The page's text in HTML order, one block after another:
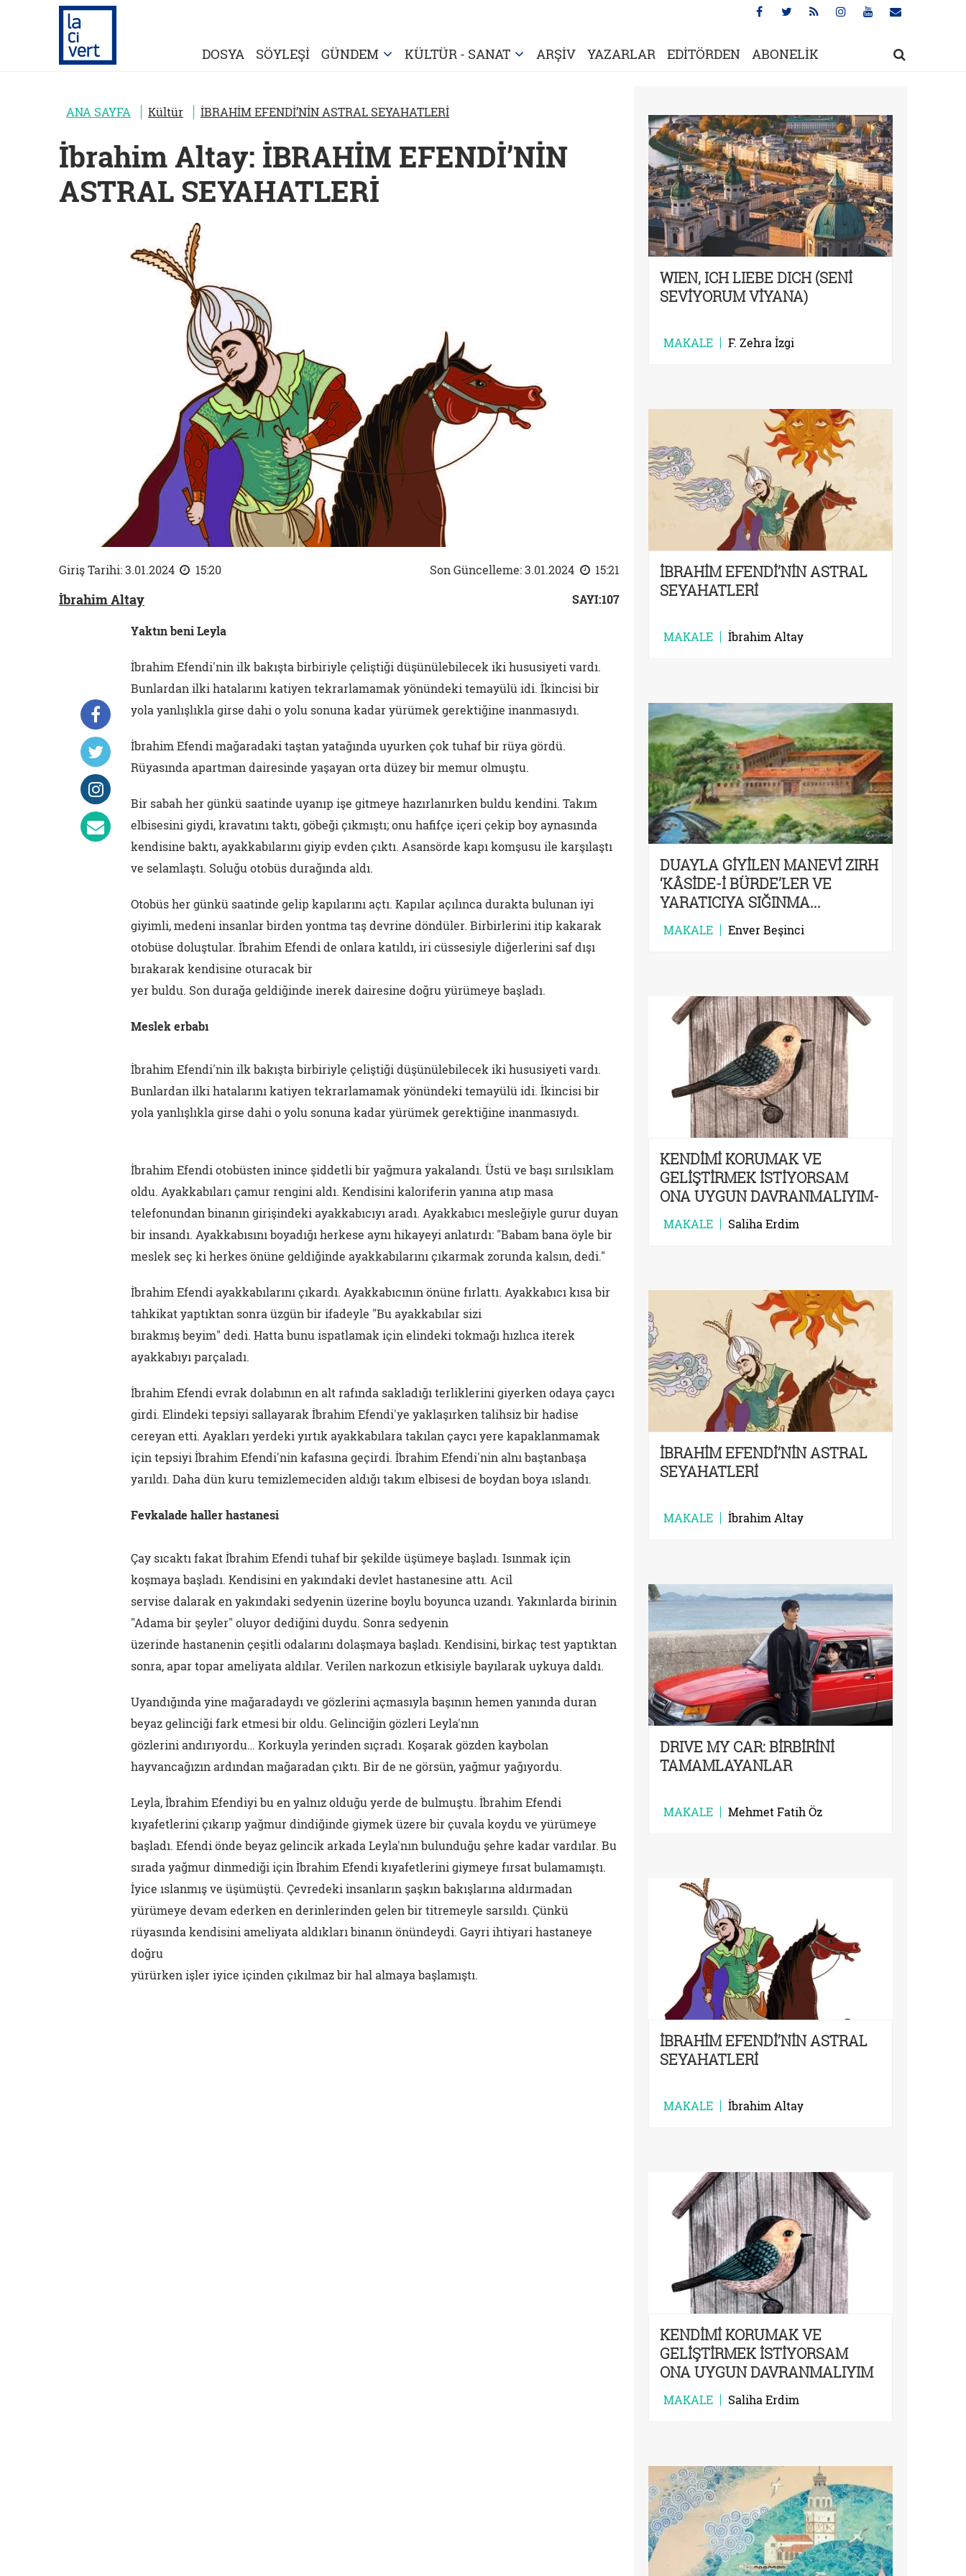
DOSYA SÖYLEŞİ GÜNDEM KÜLTÜR - SANAT ARŞİV YAZARLAR EDİTÖRDEN ABONELİK
ANA SAYFA Kültür İBRAHİM EFENDİ’NİN ASTRAL SEYAHATLERİ
İbrahim Altay: İBRAHİM EFENDİ’NİN
ASTRAL SEYAHATLERİ
Giriş Tarihi: 3.01.2024 15:20 Son Güncelleme: 3.01.2024 15:21
İbrahim Altay SAYI:107
Yaktın beni Leyla
İbrahim Efendi'nin ilk bakışta birbiriyle çeliştiği düşünülebilecek iki hususiyeti vardı.
Bunlardan ilki hatalarını katiyen tekrarlamamak yönündeki temayülü idi. İkincisi bir
yola yanlışlıkla girse dahi o yolu sonuna kadar yürümek gerektiğine inanmasıydı.
İbrahim Efendi mağaradaki taştan yatağında uyurken çok tuhaf bir rüya gördü.
Rüyasında apartman dairesinde yaşayan orta düzey bir memur olmuştu.
Bir sabah her günkü saatinde uyanıp işe gitmeye hazırlanırken buldu kendini. Takım
elbisesini giydi, kravatını taktı, göbeği çıkmıştı; onu hafifçe içeri çekip boy aynasında
kendisine baktı, ayakkabılarını giyip evden çıktı. Asansörde kapı komşusu ile karşılaştı
ve selamlaştı. Soluğu otobüs durağında aldı.
Otobüs her günkü saatinde gelip kapılarını açtı. Kapılar açılınca durakta bulunan iyi
giyimli, medeni insanlar birden yontma taş devrine döndüler. Birbirlerini itip kakarak
otobüse doluştular. İbrahim Efendi de onlara katıldı, iri cüssesiyle diğerlerini saf dışı
bırakarak kendisine oturacak bir
yer buldu. Son durağa geldiğinde inerek dairesine doğru yürümeye başladı.
Meslek erbabı
İbrahim Efendi'nin ilk bakışta birbiriyle çeliştiği düşünülebilecek iki hususiyeti vardı.
Bunlardan ilki hatalarını katiyen tekrarlamamak yönündeki temayülü idi. İkincisi bir
yola yanlışlıkla girse dahi o yolu sonuna kadar yürümek gerektiğine inanmasıydı.
İbrahim Efendi otobüsten inince şiddetli bir yağmura yakalandı. Üstü ve başı sırılsıklam
oldu. Ayakkabıları çamur rengini aldı. Kendisini kaloriferin yanına atıp masa
telefonundan binanın girişindeki ayakkabıcıyı aradı. Ayakkabıcı mesleğiyle gurur duyan
bir insandı. Ayakkabısını boyadığı herkese aynı hikayeyi anlatırdı: "Babam bana öyle bir
meslek seç ki herkes önüne geldiğinde ayakkabılarını çıkarmak zorunda kalsın, dedi."
İbrahim Efendi ayakkabılarını çıkardı. Ayakkabıcının önüne fırlattı. Ayakkabıcı kısa bir
tahkikat yaptıktan sonra üzgün bir ifadeyle "Bu ayakkabılar sizi
bırakmış beyim" dedi. Hatta bunu ispatlamak için elindeki tokmağı hızlıca iterek
ayakkabıyı parçaladı.
İbrahim Efendi evrak dolabının en alt rafında sakladığı terliklerini giyerken odaya çaycı
girdi. Elindeki tepsiyi sallayarak İbrahim Efendi'ye yaklaşırken talihsiz bir hadise
cereyan etti. Ayakları yerdeki yırtık ayakkabılara takılan çaycı yere kapaklanmamak
için tepsiyi İbrahim Efendi'nin kafasına geçirdi. İbrahim Efendi'nin alnı baştanbaşa
yarıldı. Daha dün kuru temizlemeciden aldığı takım elbisesi de boydan boya ıslandı.
Fevkalade haller hastanesi
Çay sıcaktı fakat İbrahim Efendi tuhaf bir şekilde üşümeye başladı. Isınmak için
koşmaya başladı. Kendisini en yakındaki devlet hastanesine attı. Acil
servise dalarak en yakındaki sedyenin üzerine boylu boyunca uzandı. Yakınlarda birinin
"Adama bir şeyler" oluyor dediğini duydu. Sonra sedyenin
üzerinde hastanenin çeşitli odalarını dolaşmaya başladı. Kendisini, birkaç test yaptıktan
sonra, apar topar ameliyata aldılar. Verilen narkozun etkisiyle bayılarak uykuya daldı.
Uyandığında yine mağaradaydı ve gözlerini açmasıyla başının hemen yanında duran
beyaz gelinciği fark etmesi bir oldu. Gelinciğin gözleri Leyla'nın
gözlerini andırıyordu… Korkuyla yerinden sıçradı. Koşarak gözden kaybolan
hayvancağızın ardından mağaradan çıktı. Bir de ne görsün, yağmur yağıyordu.
Leyla, İbrahim Efendiyi bu en yalnız olduğu yerde de bulmuştu. İbrahim Efendi
kıyafetlerini çıkarıp yağmur dindiğinde giymek üzere bir çuvala koydu ve yürümeye
başladı. Efendi önde beyaz gelincik arkada Leyla'nın bulunduğu şehre kadar vardılar. Bu
sırada yağmur dinmediği için İbrahim Efendi kıyafetlerini giymeye fırsat bulamamıştı.
İyice ıslanmış ve üşümüştü. Çevredeki insanların şaşkın bakışlarına aldırmadan
yürümeye devam ederken en derinlerinden gelen bir titremeyle sarsıldı. Çünkü
rüyasında kendisini ameliyata aldıkları binanın önündeydi. Gayri ihtiyari hastaneye
doğru
yürürken işler iyice içinden çıkılmaz bir hal almaya başlamıştı.
WIEN, ICH LIEBE DICH (SENİ
SEVİYORUM VİYANA)
MAKALE F. Zehra İzgi
İBRAHİM EFENDİ’NİN ASTRAL
SEYAHATLERİ
MAKALE İbrahim Altay
DUAYLA GİYİLEN MANEVİ ZIRH
‘KÂSİDE-İ BÜRDE’LER VE
YARATICIYA SIĞINMA...
MAKALE Enver Beşinci
KENDİMİ KORUMAK VE
GELİŞTİRMEK İSTİYORSAM
ONA UYGUN DAVRANMALIYIM-
IIMAKALE Saliha Erdim
İBRAHİM EFENDİ’NİN ASTRAL
SEYAHATLERİ
MAKALE İbrahim Altay
DRIVE MY CAR: BİRBİRİNİ
TAMAMLAYANLAR
MAKALE Mehmet Fatih Öz
İBRAHİM EFENDİ’NİN ASTRAL
SEYAHATLERİ
MAKALE İbrahim Altay
KENDİMİ KORUMAK VE
GELİŞTİRMEK İSTİYORSAM
ONA UYGUN DAVRANMALIYIM
MAKALE Saliha Erdim